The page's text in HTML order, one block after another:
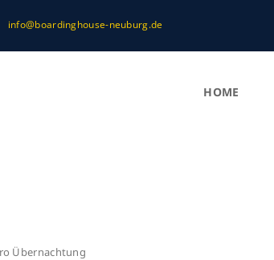
info@boardinghouse-neuburg.de
HOME
Übernachtung